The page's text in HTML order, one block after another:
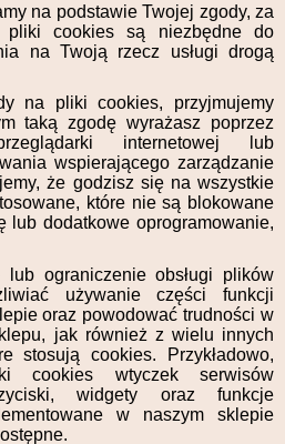
na podstawie Twojej zgody, za
pliki cookies są niezbędne do
na Twoją rzecz usługi drogą
na pliki cookies, przyjmujemy
taką zgodę wyrażasz poprzez
internetowej lub
wspierającego zarządzanie
że godzisz się na wszystkie
które nie są blokowane
lub dodatkowe oprogramowanie,
lub ograniczenie obsługi plików
używanie części funkcji
oraz powodować trudności w
jak również z wielu innych
stosują cookies. Przykładowo,
cookies wtyczek serwisów
widgety oraz funkcje
w naszym sklepie